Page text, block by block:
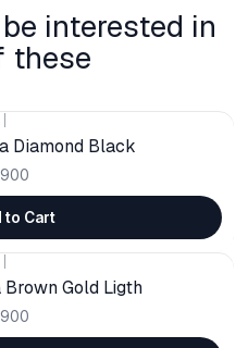
interested in
these
Diamond Black
to Cart
Gold Ligth